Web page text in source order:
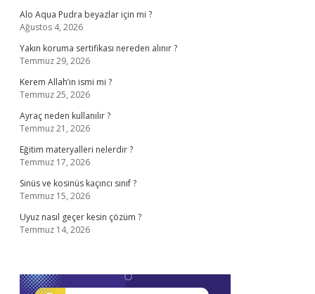
Alo Aqua Pudra beyazlar için mi ?
Ağustos 4, 2026
Yakın koruma sertifikası nereden alınır ?
Temmuz 29, 2026
Kerem Allah’ın ismi mi ?
Temmuz 25, 2026
Ayraç neden kullanılır ?
Temmuz 21, 2026
Eğitim materyalleri nelerdir ?
Temmuz 17, 2026
Sinüs ve kosinüs kaçıncı sınıf ?
Temmuz 15, 2026
Uyuz nasıl geçer kesin çözüm ?
Temmuz 14, 2026